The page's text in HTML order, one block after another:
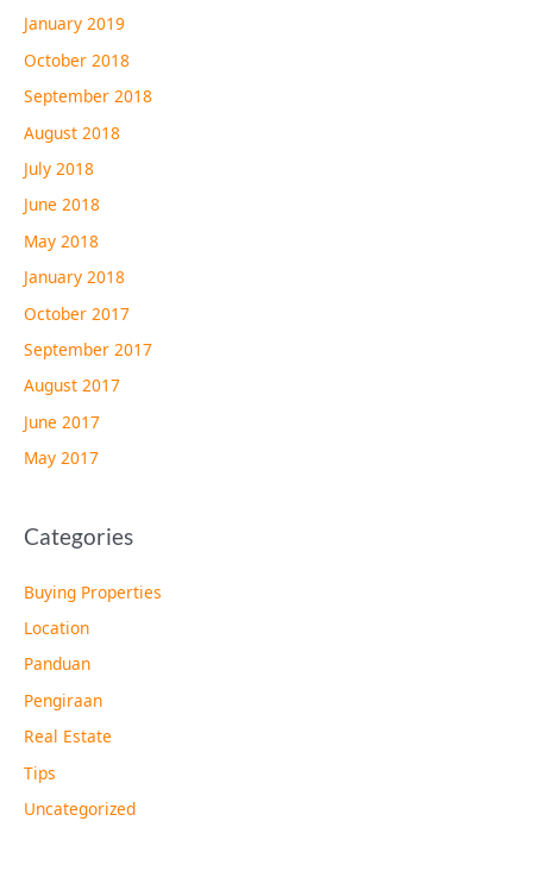
January 2019
October 2018
September 2018
August 2018
July 2018
June 2018
May 2018
January 2018
October 2017
September 2017
August 2017
June 2017
May 2017
Categories
Buying Properties
Location
Panduan
Pengiraan
Real Estate
Tips
Uncategorized